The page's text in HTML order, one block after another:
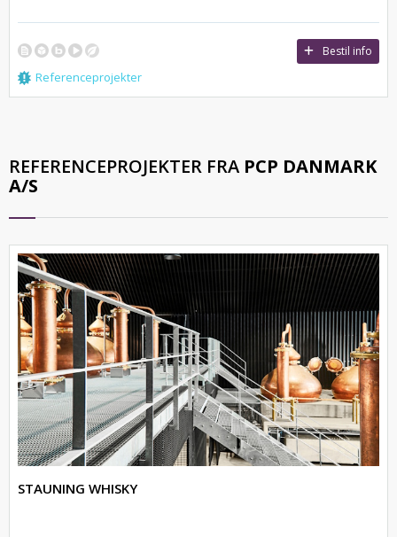
Bestil info
Referenceprojekter
REFERENCEPROJEKTER FRA PCP DANMARK
A/S
STAUNING WHISKY